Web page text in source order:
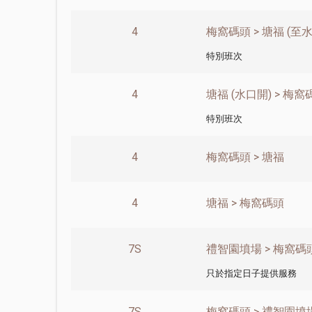
4 梅窩碼頭 > 塘福 (至
特別班次
4 塘福 (水口開) > 梅窩
特別班次
4 梅窩碼頭 > 塘福
4 塘福 > 梅窩碼頭
7S 禮智園墳場 > 梅窩碼
只於指定日子提供服務